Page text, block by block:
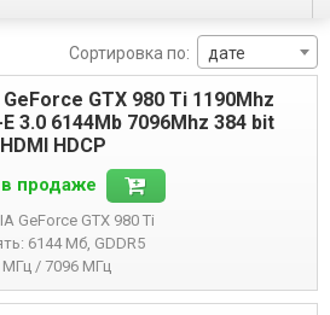
Сортировка по: дате
GeForce GTX 980 Ti 1190Mhz
E 3.0 6144Mb 7096Mhz 384 bit
HDCP
продаже
GeForce GTX 980 Ti
6144 Мб, GDDR5
МГц / 7096 МГц